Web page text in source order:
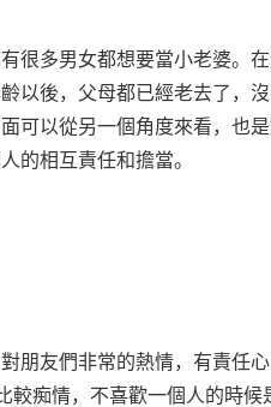
很多男女都想要當小老婆。
以後，父母都已經老去了，
可以從另一個角度來看，也
的相互責任和擔當。
朋友們非常的熱情，有責任
較痴情，不喜歡一個人的時候